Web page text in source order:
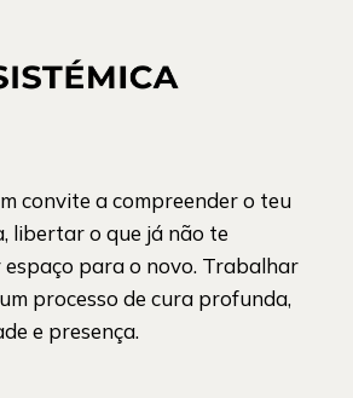
convite a compreender o teu
libertar o que já não te
para o novo. Trabalhar
processo de cura profunda,
e presença.